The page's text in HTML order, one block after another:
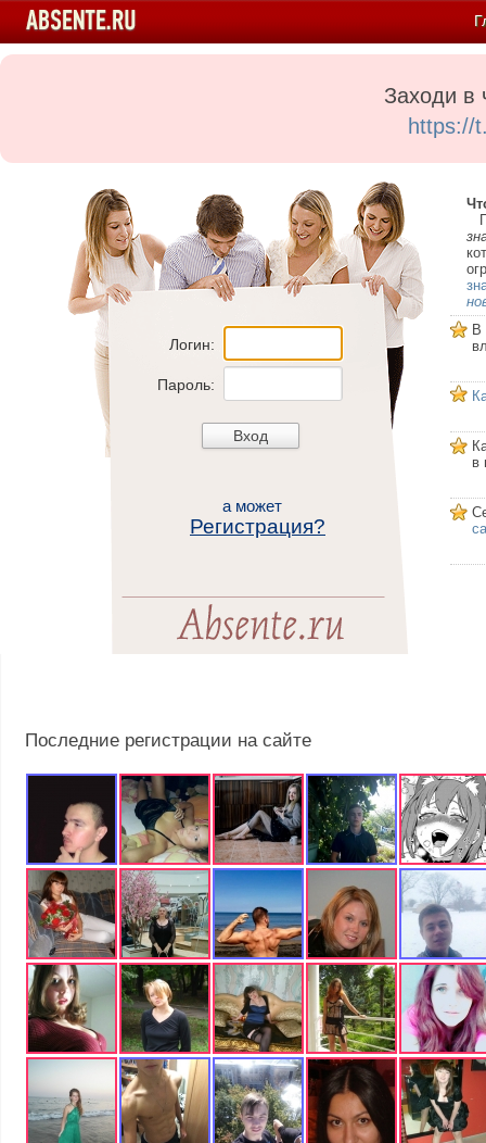
Заходи в
https://
Логин:
Пароль:
а может
Регистрация?
В
в
Последние регистрации на сайте